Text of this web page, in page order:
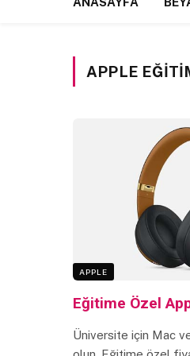
APPLE
APPLE
Eğitime Özel
Üniversite için Mac